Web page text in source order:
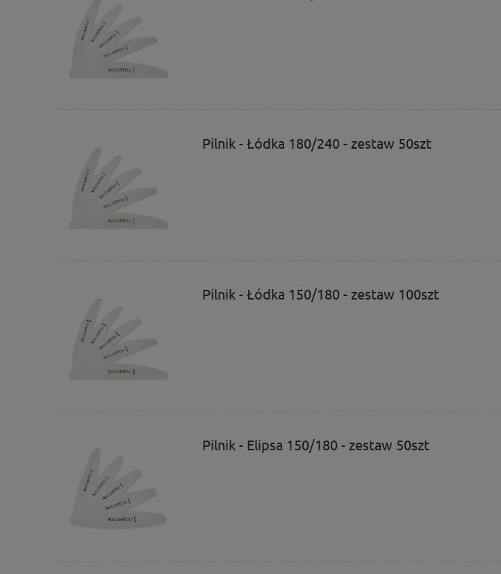
Pilnik - Łódka 180/240 - zestaw 50szt
Pilnik - Łódka 150/180 - zestaw 100szt
Pilnik - Elipsa 150/180 - zestaw 50szt